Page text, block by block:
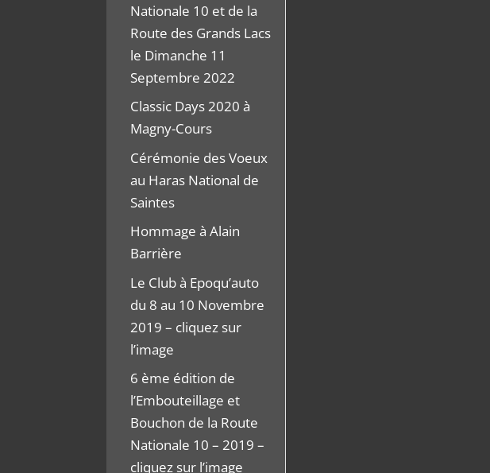
Nationale 10 et de la
Route des Grands Lacs
le Dimanche 11
Septembre 2022
Classic Days 2020 à
Magny-Cours
Cérémonie des Voeux
au Haras National de
Saintes
Hommage à Alain
Barrière
Le Club à Epoqu’auto
du 8 au 10 Novembre
2019 – cliquez sur
l’image
6 ème édition de
l’Embouteillage et
Bouchon de la Route
Nationale 10 – 2019 –
cliquez sur l’image